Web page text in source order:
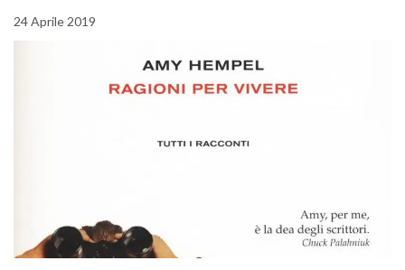
24 Aprile 2019